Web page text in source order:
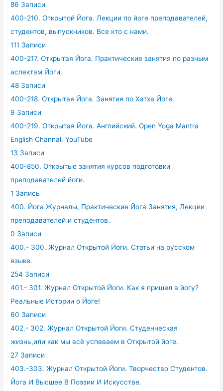
86 Записи
400-210. Открытой Йога. Лекции по йоге преподавателей,
студентов, выпускников. Все кто с нами.
111 Записи
400-217. Открытая Йога. Практические занятия по разным
аспектам Йоги.
48 Записи
400-218. Открытая Йога. Занятия по Хатха Йоге.
9 Записи
400-219. Открытая Йога. Английский. Open Yoga Mantra
English Channal. YouTube
13 Записи
400-850. Открытые занятия курсов подготовки
преподавателей йоги.
1 Запись
400. Йога Журналы, Практические Йога Занятия, Лекции
преподавателей и студентов.
0 Записи
400.- 300. Журнал Открытой Йоги. Статьи на русском
языке.
254 Записи
401.- 301. Журнал Открытой Йоги. Как я пришел в йогу?
Реальные Истории о Йоге!
60 Записи
402.- 302. Журнал Открытой Йоги. Студенческая
жизнь,или как мы всё успеваем в Открытой йоге.
27 Записи
403.-303. Журнал Открытой Йоги. Творчество Студентов.
Йога И Высшее В Поэзии И Искусстве.